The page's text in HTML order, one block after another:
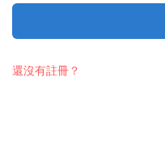
還沒有註冊？